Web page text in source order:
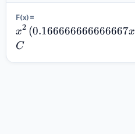
F(x) =
x^{2}
\left(0.166666666666667
x2 (0.166666666666667x
C